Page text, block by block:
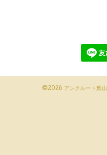
©2026 アンクルート葉山